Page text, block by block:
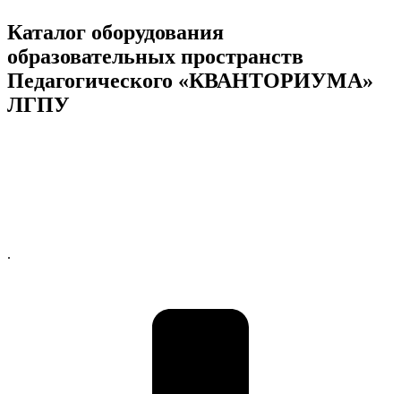
Каталог оборудования
образовательных пространств
Педагогического «КВАНТОРИУМА»
ЛГПУ
.